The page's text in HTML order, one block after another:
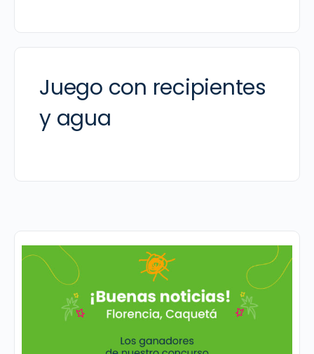
Juego con recipientes
y agua